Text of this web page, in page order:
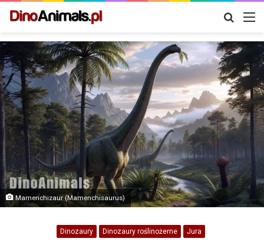
Szukaj
Mamenchizaur (Mamenchisaurus)
Dinozaury Dinozaury roślinożerne Jura